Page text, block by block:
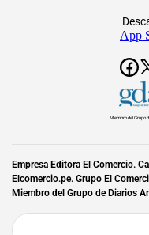
App
Miembro del Grupo
Empresa Editora El Comercio.
Elcomercio.pe. Grupo El
Miembro del Grupo de Diarios